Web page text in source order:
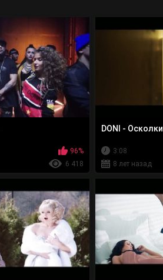
96%
6 418
DONI - Осколки
3:08
8 лет назад